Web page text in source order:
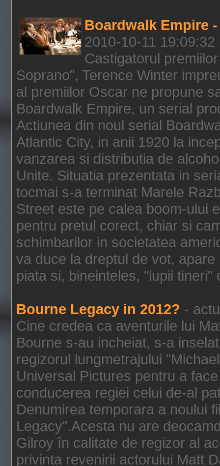
Boardwalk Empire
2010-10-11 19:09:32
Castigatorul
Soprano", Terence Winter
al premiilor Oscar ne propune
Boardwalk Empire, un serial
Actiunea din noul serial
Atlantic City, in anii 1920 la
vanzarea si distributia de
Unite. Situatia prezentata in
tocmai s-a terminat Marele
Street este pe calea boom-ului
pentru pretul corect, chiar si
schimbarilor in societatea
va duce la dreptul de vot,
piata si, bineinteles, "lupii
Bourne Legacy in 2012? -
Cine credea ca aventurile lui
Bourne s-au incheiat, s-a
regizorul lungmetrajului
Universal Pictures pentru a
conducerea regiei celui de-al
Denumirea temporara a noului
Legacy".Acesta nu are
Gilroy în calitate de regizor al
privinta revenirii actorului Matt